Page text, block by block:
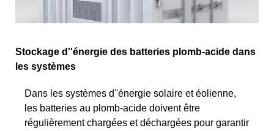
Stockage d''énergie des batteries plomb-acide dans
les systèmes
Dans les systèmes d''énergie solaire et éolienne,
les batteries au plomb-acide doivent être
régulièrement chargées et déchargées pour garantir